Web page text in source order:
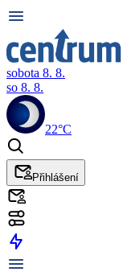
sobota 8. 8.
so 8. 8.
22°C
Přihlášení